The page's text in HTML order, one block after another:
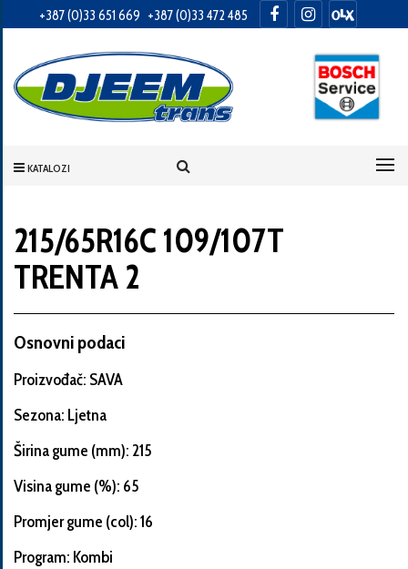
+387 (0)33 651 669 +387 (0)33 472 485
KATALOZI
Informacije
o
Broj
Informacije
o
215/65R16C 109/107T
TRENTA 2
Osnovni podaci
Proizvođač: SAVA
Sezona: Ljetna
Širina gume (mm): 215
Visina gume (%): 65
Promjer gume (col): 16
Program: Kombi